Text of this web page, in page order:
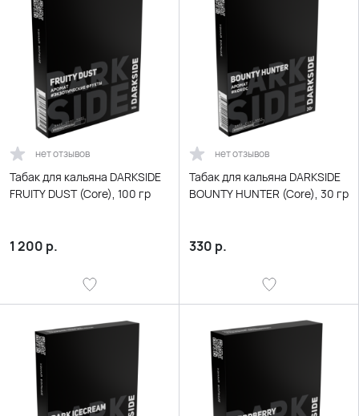
нет отзывов
Табак для кальяна DARKSIDE
FRUITY DUST (Core), 100 гр
1 200 р.
нет отзывов
Табак для кальяна DARKSIDE
BOUNTY HUNTER (Core), 30 гр
330 р.